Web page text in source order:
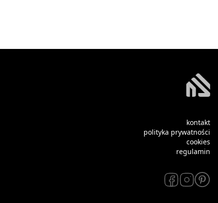
kontakt
polityka prywatności
cookies
regulamin